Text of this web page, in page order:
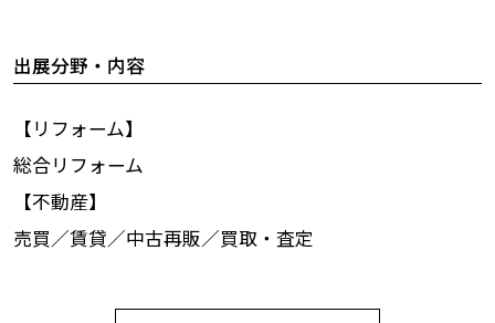
出展分野・内容
【リフォーム】
総合リフォーム
【不動産】
売買／賃貸／中古再販／買取・査定